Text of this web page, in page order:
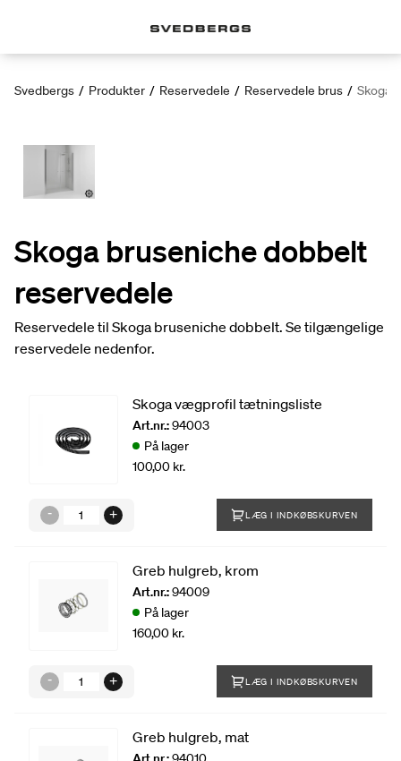
Svedbergs / Produkter / Reservedele / Reservedele brus / Skoga
Skoga bruseniche dobbelt
reservedele
Reservedele til Skoga bruseniche dobbelt. Se tilgængelige
reservedele nedenfor.
Skoga vægprofil tætningsliste
Art.nr.:94003
På lager
100,00 kr.
LÆG I INDKØBSKURVEN
Greb hulgreb, krom
Art.nr.:94009
På lager
160,00 kr.
LÆG I INDKØBSKURVEN
Greb hulgreb, mat